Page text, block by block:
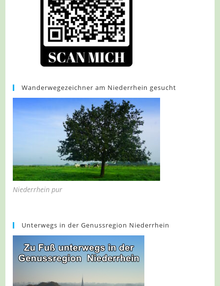
Wanderwegezeichner am Niederrhein gesucht
Niederrhein pur
Unterwegs in der Genussregion Niederrhein